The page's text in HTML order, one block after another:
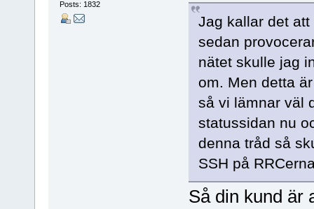
Posts: 1832
Jag kallar det
sedan
nätet skulle jag
om. Men detta
så vi lämnar väl
statussidan nu
denna tråd så
SSH på
Så din kund är